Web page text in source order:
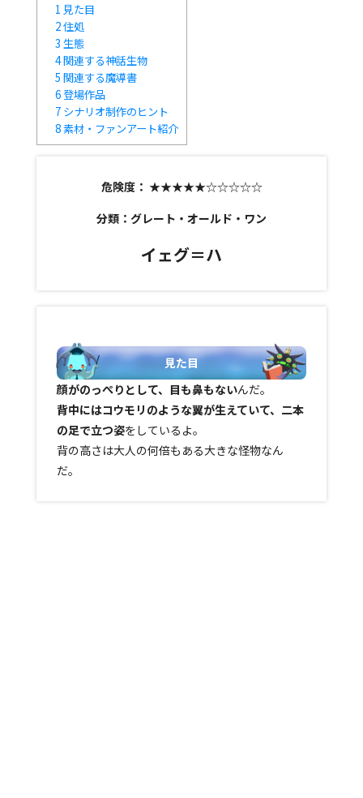
1 見た目
2住処
3 生態
4関連する神話生物
5 関連する魔導書
6登場作品
7 シナリオ制作のヒント
8素材・ファンアート紹介
危険度： ★★★★★☆☆☆☆☆
分類：グレート・オールド・ワン
イェグ＝ハ
見た目
顔がのっぺりとして、目も鼻もないんだ。
背中にはコウモリのような翼が生えていて、二本
の足で立つ姿をしているよ。
背の高さは大人の何倍もある大きな怪物なん
だ。